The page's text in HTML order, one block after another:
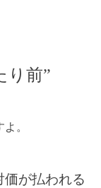
り前”
。
が払われる